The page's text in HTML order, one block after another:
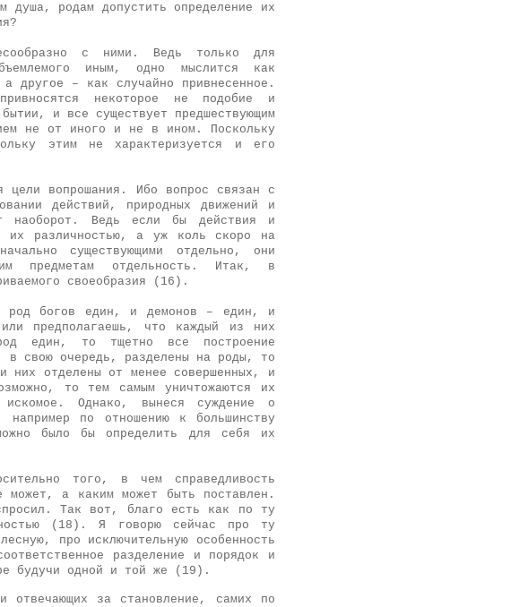
душа, родам допустить определение их
с ними. Ведь только для
иным, одно мыслится как
другое – как случайно привнесенное.
некоторое не подобие и
и все существует предшествующим
не от иного и не в ином. Поскольку
этим не характеризуется и его
цели вопрошания. Ибо вопрос связан с
действий, природных движений и
наоборот. Ведь если бы действия и
их различностью, а уж коль скоро на
существующими отдельно, они
предметам отдельность. Итак, в
своеобразия (16).
род богов един, и демонов – един, и
предполагаешь, что каждый из них
един, то тщетно все построение
в свою очередь, разделены на роды, то
них отделены от менее совершенных, и
то тем самым уничтожаются их
Однако, вынеся суждение о
например по отношению к большинству
было бы определить для себя их
того, в чем справедливость
а каким может быть поставлен.
Так вот, благо есть как по ту
(18). Я говорю сейчас про ту
про исключительную особенность
разделение и порядок и
будучи одной и той же (19).
за становление, самих по